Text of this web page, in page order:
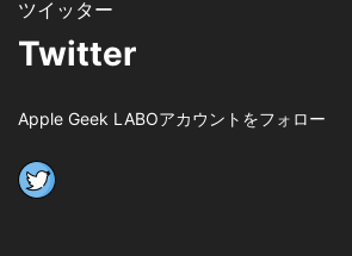
Twitter
Apple Geek LABOアカウントをフォロー